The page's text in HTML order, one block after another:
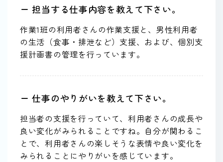
ー 担当する仕事内容を教えて下さい。
作業1班の利用者さんの作業支援と、男性利用者
の生活（食事・排泄など）支援、および、個別支
援計画書の管理を行っています。
ー 仕事のやりがいを教えて下さい。
担当者の支援を行っていて、利用者さんの成長や
良い変化がみられることですね。自分が関わるこ
とで、利用者さんの楽しそうな表情や良い変化を
みられることにやりがいを感じています。